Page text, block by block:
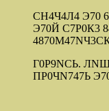
СН4Ч4Л4 Э70
Э70Й С7Р0К3
Г0Р9NСЬ.
ПР0ЧN747Ь